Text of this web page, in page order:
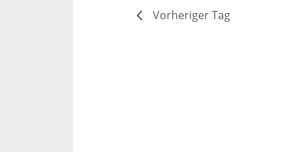
Vorheriger Tag